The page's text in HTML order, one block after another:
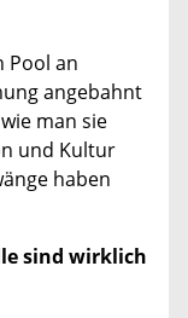
Pool an
angebahnt
man sie
und Kultur
haben
sind wirklich